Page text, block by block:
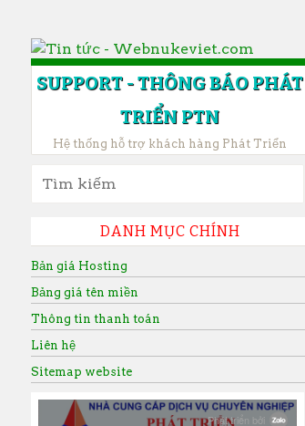
SUPPORT - THÔNG BÁO PHÁT
TRIỂN PTN
Hệ thống hỗ trợ khách hàng Phát Triển
Tìm kiếm:
DANH MỤC CHÍNH
Bản giá Hosting
Bảng giá tên miền
Thông tin thanh toán
Liên hệ
Sitemap website